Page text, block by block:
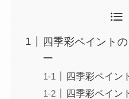
四季彩ペイント
ー
四季彩ペイン
四季彩ペイン